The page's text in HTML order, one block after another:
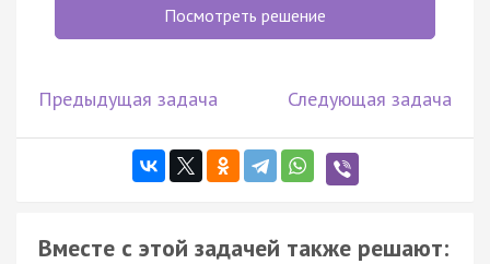
Посмотреть решение
Предыдущая задача Следующая задача
Вместе с этой задачей также решают: